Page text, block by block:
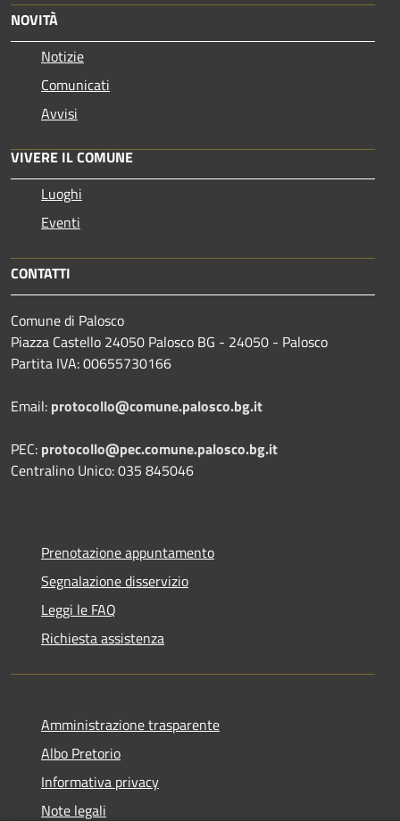
NOVITÀ
Notizie
Comunicati
Avvisi
VIVERE IL COMUNE
Luoghi
Eventi
CONTATTI
Comune di Palosco
Piazza Castello 24050 Palosco BG - 24050 - Palosco
Partita IVA: 00655730166
Email: protocollo@comune.palosco.bg.it
PEC: protocollo@pec.comune.palosco.bg.it
Centralino Unico: 035 845046
Prenotazione appuntamento
Segnalazione disservizio
Leggi le FAQ
Richiesta assistenza
Amministrazione trasparente
Albo Pretorio
Informativa privacy
Note legali